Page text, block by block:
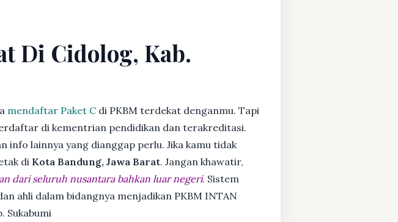
Di Cidolog, Kab.
mendaftar Paket C di PKBM terdekat denganmu. Tapi
di kementrian pendidikan dan terakreditasi.
info lainnya yang dianggap perlu. Jika kamu tidak
di Kota Bandung, Jawa Barat. Jangan khawatir,
dari seluruh nusantara bahkan luar negeri. Sistem
ahli dalam bidangnya menjadikan PKBM INTAN
Sukabumi